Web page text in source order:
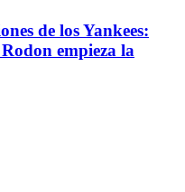
de los Yankees:
empieza la